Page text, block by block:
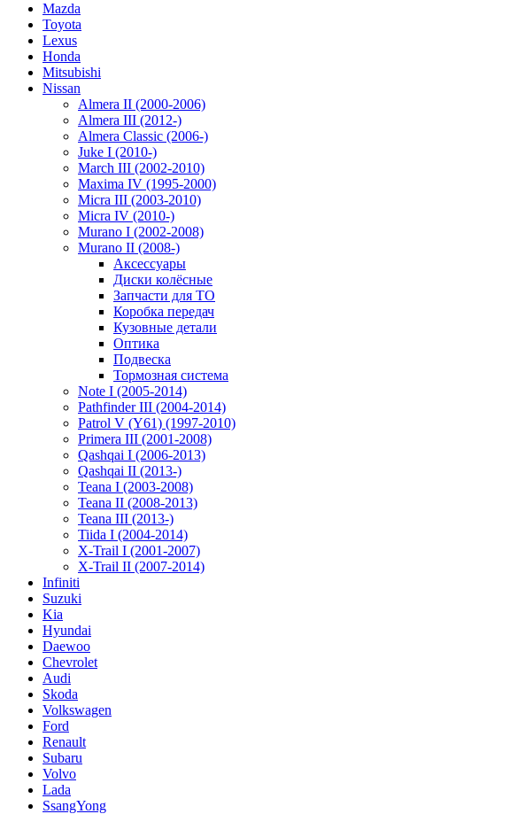
Mazda
Toyota
Lexus
Honda
Mitsubishi
Nissan
Almera II (2000-2006)
Almera III (2012-)
Almera Classic (2006-)
Juke I (2010-)
March III (2002-2010)
Maxima IV (1995-2000)
Micra III (2003-2010)
Micra IV (2010-)
Murano I (2002-2008)
Murano II (2008-)
Аксессуары
Диски колёсные
Запчасти для ТО
Коробка передач
Кузовные детали
Оптика
Подвеска
Тормозная система
Note I (2005-2014)
Pathfinder III (2004-2014)
Patrol V (Y61) (1997-2010)
Primera III (2001-2008)
Qashqai I (2006-2013)
Qashqai II (2013-)
Teana I (2003-2008)
Teana II (2008-2013)
Teana III (2013-)
Tiida I (2004-2014)
X-Trail I (2001-2007)
X-Trail II (2007-2014)
Infiniti
Suzuki
Kia
Hyundai
Daewoo
Chevrolet
Audi
Skoda
Volkswagen
Ford
Renault
Subaru
Volvo
Lada
SsangYong